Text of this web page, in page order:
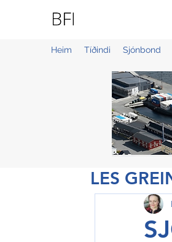
Heim Tíðindi Sjónbond
LES